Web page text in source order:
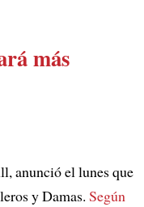
más
anunció el lunes que
y Damas. Según